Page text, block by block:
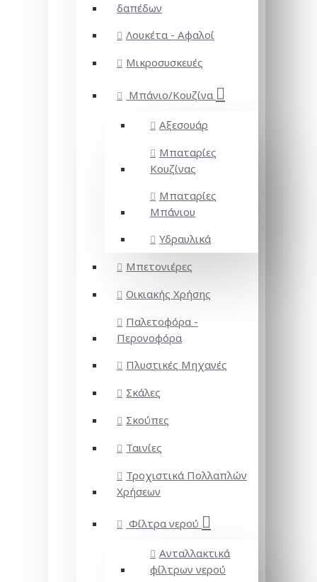
δαπέδων
Λουκέτα - Αφαλοί
Μικροσυσκευές
Μπάνιο/Κουζίνα
Αξεσουάρ
Μπαταρίες
Κουζίνας
Μπαταρίες
Μπάνιου
Υδραυλικά
Μπετονιέρες
Οικιακής Χρήσης
Παλετοφόρα -
Περονοφόρα
Πλυστικές Μηχανές
Σκάλες
Σκούπες
Ταινίες
Τροχιστικά Πολλαπλών
Χρήσεων
Φίλτρα νερού
Ανταλλακτικά
φίλτρων νερού